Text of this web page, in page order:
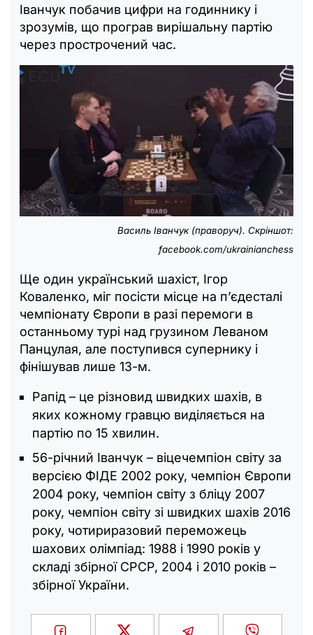
Іванчук побачив цифри на годиннику і
зрозумів, що програв вирішальну партію
через прострочений час.
Василь Іванчук (праворуч). Скріншот:
facebook.com/ukrainianchess
Ще один український шахіст, Ігор
Коваленко, міг посісти місце на п’єдесталі
чемпіонату Європи в разі перемоги в
останньому турі над грузином Леваном
Панцулая, але поступився супернику і
фінішував лише 13-м.
Рапід – це різновид швидких шахів, в
яких кожному гравцю виділяється на
партію по 15 хвилин.
56-річний Іванчук – віцечемпіон світу за
версією ФІДЕ 2002 року, чемпіон Європи
2004 року, чемпіон світу з бліцу 2007
року, чемпіон світу зі швидких шахів 2016
року, чотириразовий переможець
шахових олімпіад: 1988 і 1990 років у
складі збірної СРСР, 2004 і 2010 років –
збірної України.